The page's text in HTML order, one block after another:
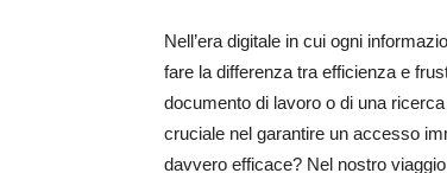
Nell’era digitale in cui ogni
fare la differenza tra efficienza e
documento di lavoro o di una
cruciale nel garantire un accesso
davvero efficace? Nel nostro